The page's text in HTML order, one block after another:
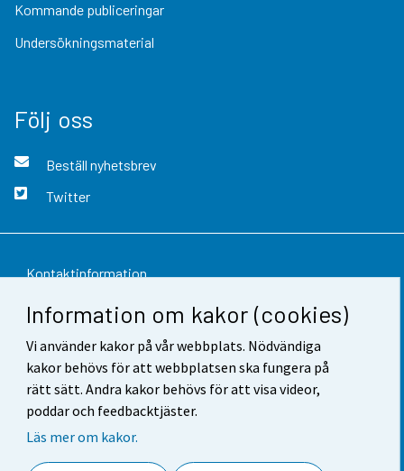
Information om kakor (cookies)
Vi använder kakor på vår webbplats. Nödvändiga
kakor behövs för att webbplatsen ska fungera på
rätt sätt. Andra kakor behövs för att visa videor,
poddar och feedbacktjäster.
Läs mer om kakor.
Kommande publiceringar
Undersökningsmaterial
Följ oss
Beställ nyhetsbrev
Twitter
Kontaktinformation
Respons
Användarvillkor
Dataskydd
Tillgänglighet